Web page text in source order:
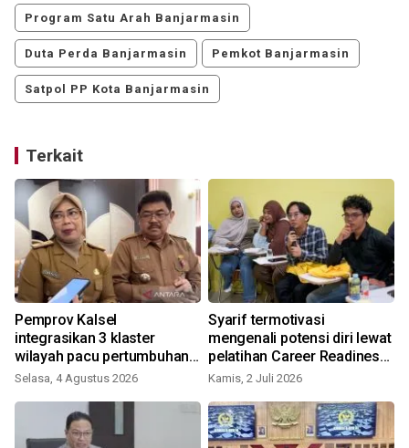
Program Satu Arah Banjarmasin
Duta Perda Banjarmasin Pemkot Banjarmasin
Satpol PP Kota Banjarmasin
Terkait
Pemprov Kalsel
integrasikan 3 klaster
wilayah pacu pertumbuhan
ekonomi
Selasa, 4 Agustus 2026
Syarif termotivasi
mengenali potensi diri lewat
pelatihan Career Readiness
IBFL
Kamis, 2 Juli 2026